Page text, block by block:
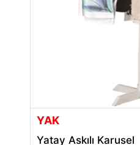
YAK
Yatay Askılı Karusel